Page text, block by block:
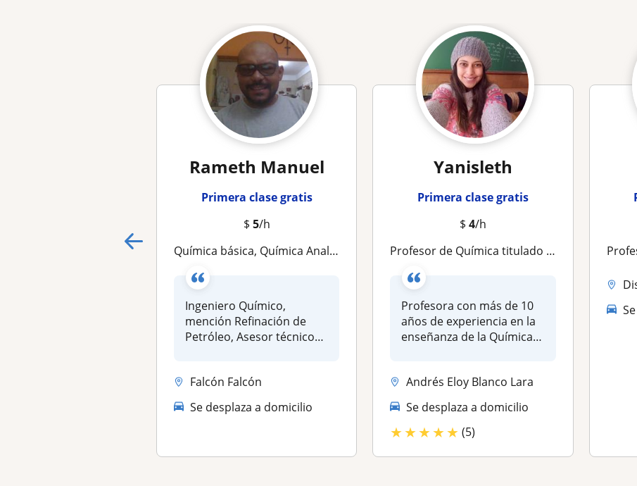
Rameth Manuel
Primera clase gratis
$ 5/h
Química básica, Química Analítica, Procesos Químicos, Fundamentos de Ingeniería Química
Ingeniero Químico,
mención Refinación de
Petróleo, Asesor técnico
Falcón Falcón
Se desplaza a domicilio
Yanisleth
Primera clase gratis
$ 4/h
Profesor de Química titulado en la UPEL
Profesora con más de 10
años de experiencia en la
enseñanza de la Química,
Andrés Eloy Blanco Lara
Se desplaza a domicilio
★★★★★ (5)